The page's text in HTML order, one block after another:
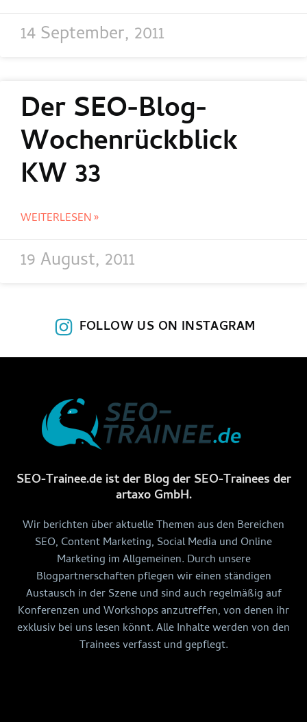
14 September, 2011
Der SEO-Blog-
Wochenrückblick
KW 33
WEITERLESEN »
19 August, 2011
FOLLOW US ON INSTAGRAM
SEO-Trainee.de ist der Blog der SEO-Trainees der
artaxo GmbH.
Wir berichten über aktuelle Themen aus den Bereichen
SEO, Content Marketing, Social Media und Online
Marketing im Allgemeinen. Durch unsere
Blogpartnerschaften pflegen wir einen ständigen
Austausch in der Szene und sind auch regelmäßig auf
Konferenzen und Workshops anzutreffen, von denen ihr
exklusiv bei uns lesen könnt. Alle Inhalte werden von den
Trainees verfasst und gepflegt.